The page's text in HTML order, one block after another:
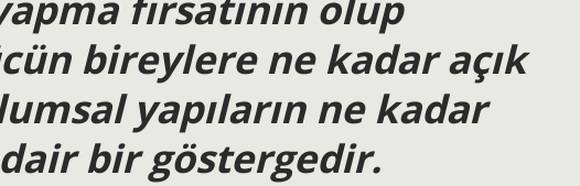
bireylere ne kadar açık
yapıların ne kadar
bir göstergedir.